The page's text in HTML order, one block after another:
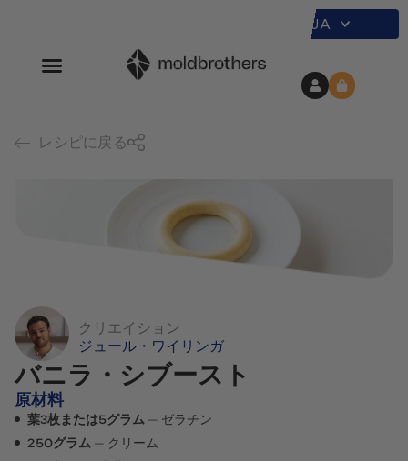
JA
レシピに戻る
バニラ・シブースト
クリエイション
ジュール・ワイリンガ
原材料
葉3枚または5グラム
ゼラチン
250グラム
クリーム